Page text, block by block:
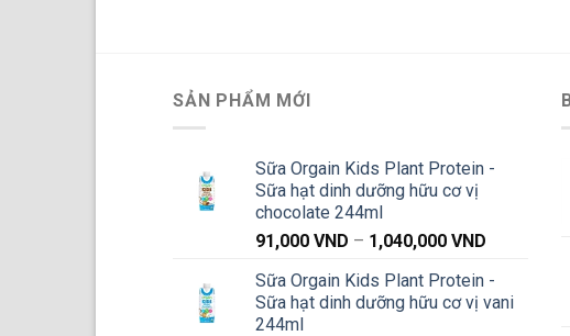
SẢN PHẨM MỚI
Sữa Orgain Kids Plant Protein -
Sữa hạt dinh dưỡng hữu cơ vị
chocolate 244ml
91,000 VND – 1,040,000 VND
từ
91,000 VND
Sữa Orgain Kids Plant Protein -
Sữa hạt dinh dưỡng hữu cơ vị vani
244ml